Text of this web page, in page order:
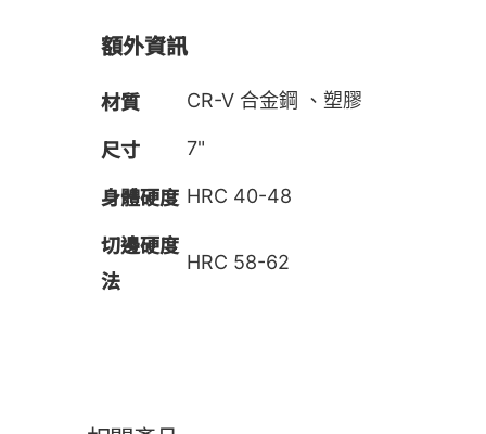
額外資訊
材質 CR-V 合金鋼 、塑膠
尺寸 7"
身體硬度 HRC 40-48
切邊硬度
法
HRC 58-62